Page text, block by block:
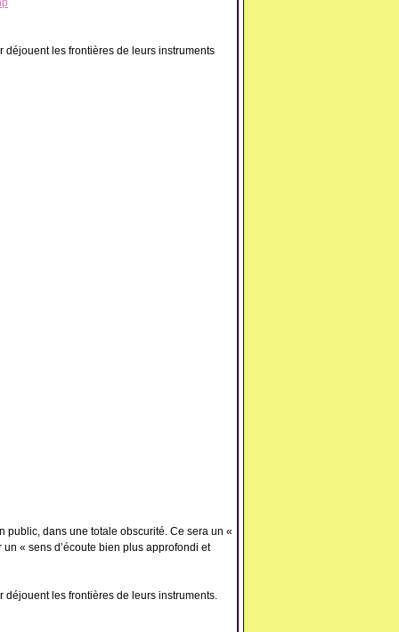
déjouent les frontières de leurs instruments
public, dans une totale obscurité. Ce sera un «
« sens d’écoute bien plus approfondi et
les frontières de leurs instruments.